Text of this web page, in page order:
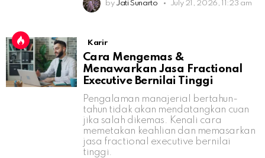
by Jati Sunarto July 21, 2026, 11:23 am
Karir
Cara Mengemas &
Menawarkan Jasa Fractional
Executive Bernilai Tinggi
Pengalaman manajerial bertahun-
tahun tidak akan mendatangkan cuan
jika salah dikemas. Kenali cara
memetakan keahlian dan memasarkan
jasa fractional executive bernilai
tinggi.